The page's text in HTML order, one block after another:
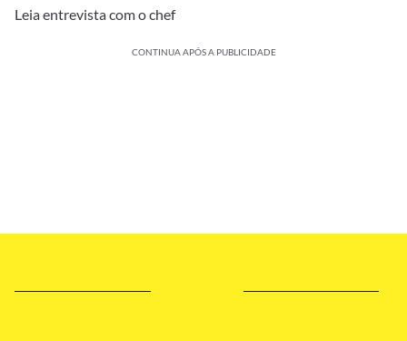
Leia entrevista com o chef
CONTINUA APÓS A PUBLICIDADE